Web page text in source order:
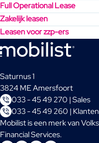
Full Operational Lease
Zakelijk leasen
Leasen voor zzp-ers
Saturnus 1
3824 ME Amersfoort
033 - 45 49 270 | Sales
033 - 45 49 260 |
Mobilist is een merk van
Financial Services.